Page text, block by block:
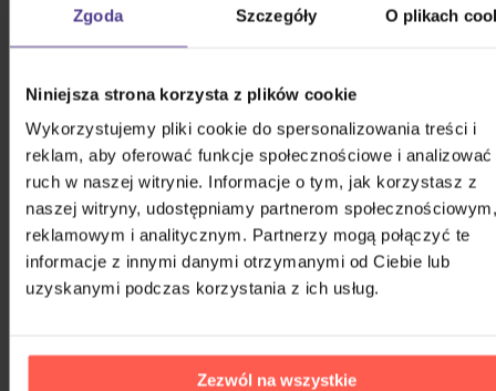
Zgoda Szczegóły O plikach
Niniejsza strona korzysta z plików cookie
Wykorzystujemy pliki cookie do spersonalizowania treści i
reklam, aby oferować funkcje społecznościowe i analizować
ruch w naszej witrynie. Informacje o tym, jak korzystasz z
naszej witryny, udostępniamy partnerom społecznościowym,
reklamowym i analitycznym. Partnerzy mogą połączyć te
informacje z innymi danymi otrzymanymi od Ciebie lub
uzyskanymi podczas korzystania z ich usług.
Zezwól na wszystkie
Na magazynie 129,70 zł
Stray Kids: Maxident
CD
Na magazynie 125,90 zł
David Michal: 20 největších hitů
48,80 zł